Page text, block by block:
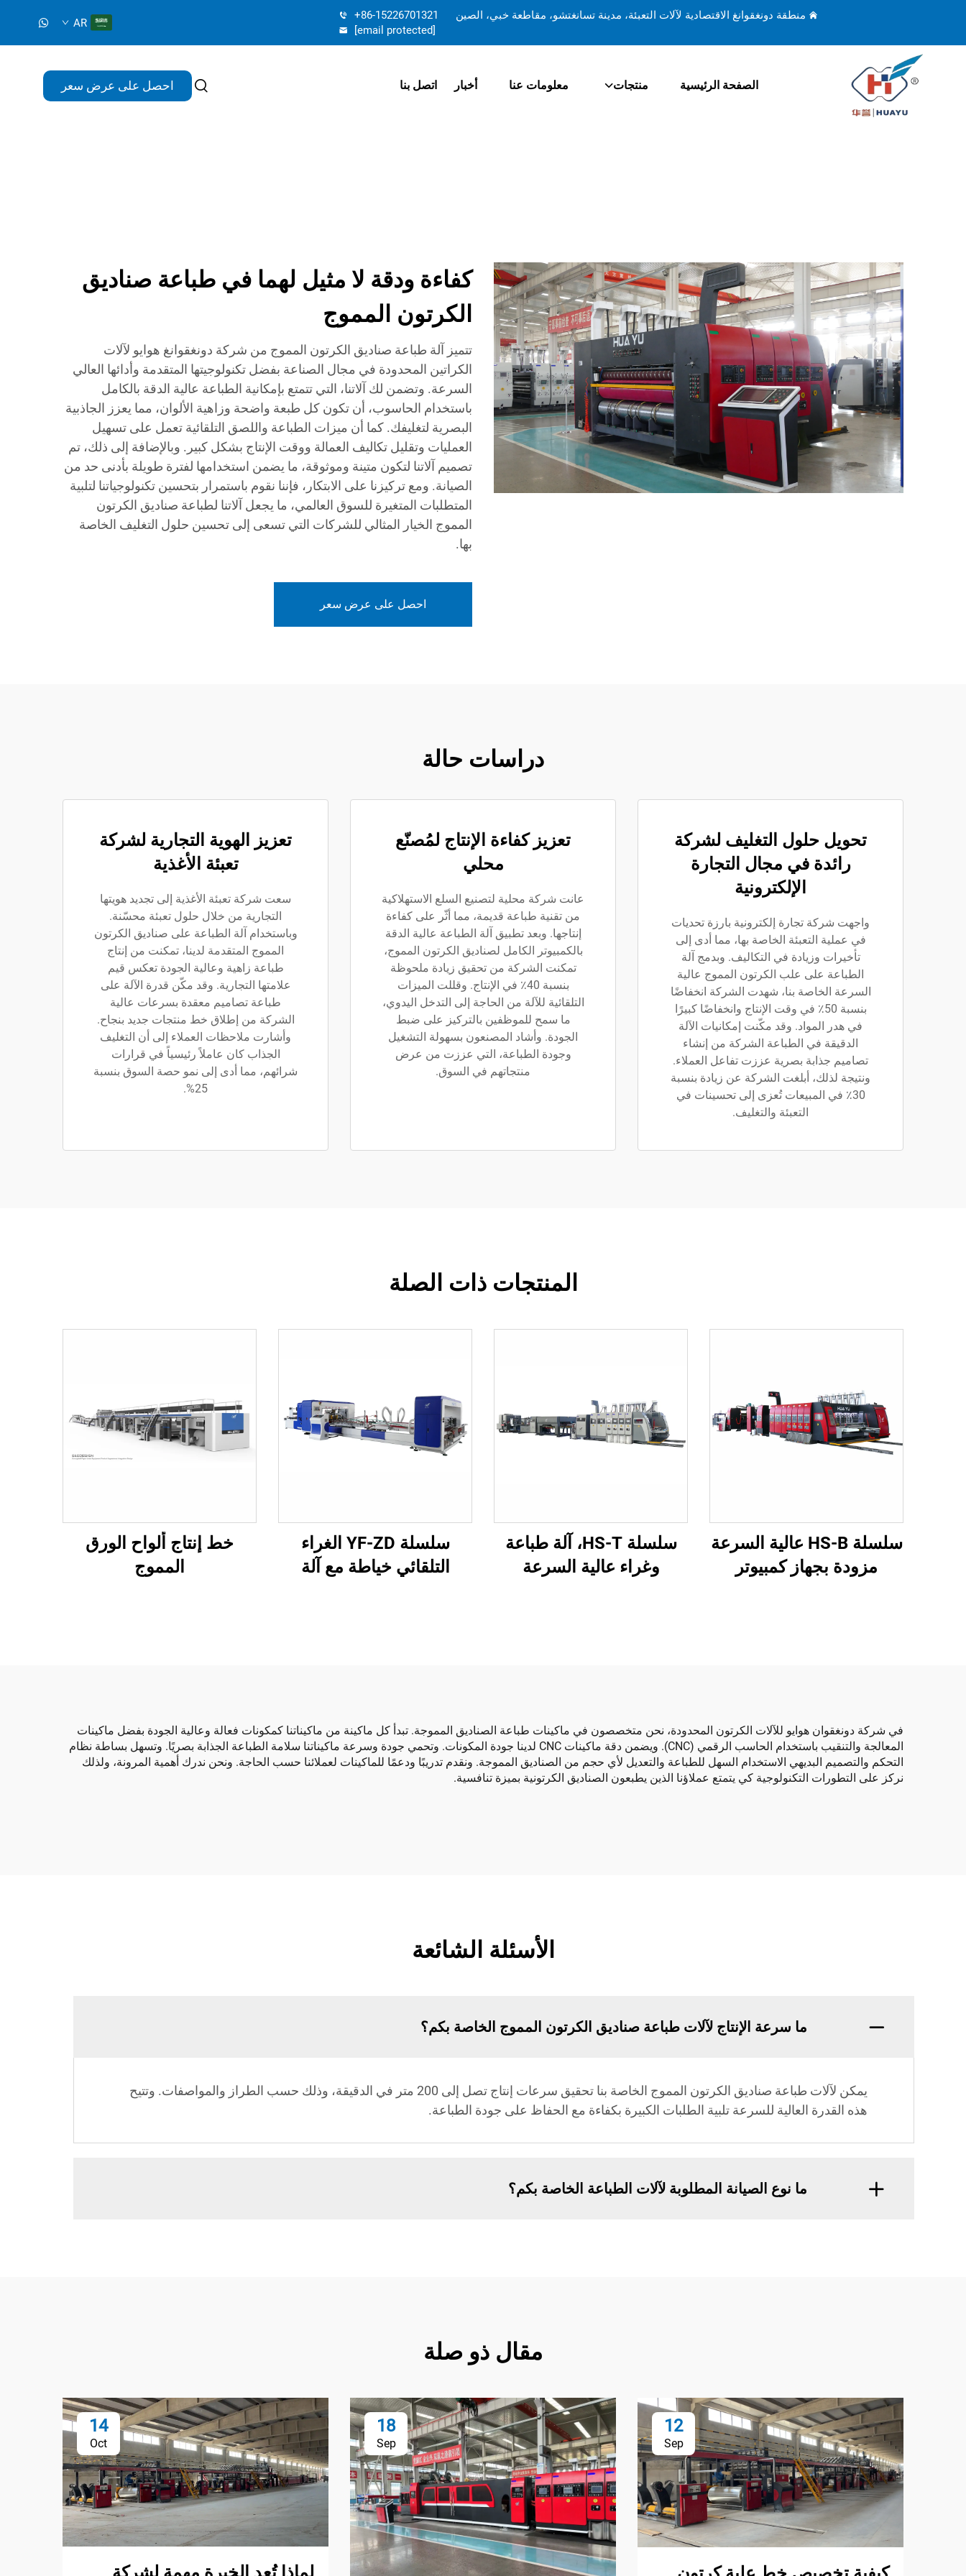
منطقة دونغقوانغ الاقتصادية لآلات التعبئة، مدينة تسانغتشو، مقاطعة خبي، الصين
+86-15226701321
[email protected]
AR
الصفحة الرئيسية منتجات معلومات عنا أخبار اتصل بنا احصل على عرض سعر
كفاءة ودقة لا مثيل لهما في طباعة صناديق
الكرتون المموج
تتميز آلة طباعة صناديق الكرتون المموج من شركة دونغقوانغ هوايو لآلات
الكراتين المحدودة في مجال الصناعة بفضل تكنولوجيتها المتقدمة وأدائها العالي
السرعة. وتضمن لك آلاتنا، التي تتمتع بإمكانية الطباعة عالية الدقة بالكامل
باستخدام الحاسوب، أن تكون كل طبعة واضحة وزاهية الألوان، مما يعزز الجاذبية
البصرية لتغليفك. كما أن ميزات الطباعة واللصق التلقائية تعمل على تسهيل
العمليات وتقليل تكاليف العمالة ووقت الإنتاج بشكل كبير. وبالإضافة إلى ذلك، تم
تصميم آلاتنا لتكون متينة وموثوقة، ما يضمن استخدامها لفترة طويلة بأدنى حد من
الصيانة. ومع تركيزنا على الابتكار، فإننا نقوم باستمرار بتحسين تكنولوجياتنا لتلبية
المتطلبات المتغيرة للسوق العالمي، ما يجعل آلاتنا لطباعة صناديق الكرتون
المموج الخيار المثالي للشركات التي تسعى إلى تحسين حلول التغليف الخاصة
بها.
احصل على عرض سعر
دراسات حالة
تحويل حلول التغليف لشركة
رائدة في مجال التجارة
الإلكترونية
واجهت شركة تجارة إلكترونية بارزة تحديات
في عملية التعبئة الخاصة بها، مما أدى إلى
تأخيرات وزيادة في التكاليف. وبدمج آلة
الطباعة على علب الكرتون المموج عالية
السرعة الخاصة بنا، شهدت الشركة انخفاضًا
بنسبة 50٪ في وقت الإنتاج وانخفاضًا كبيرًا
في هدر المواد. وقد مكّنت إمكانيات الآلة
الدقيقة في الطباعة الشركة من إنشاء
تصاميم جذابة بصرية عززت تفاعل العملاء.
ونتيجة لذلك، أبلغت الشركة عن زيادة بنسبة
30٪ في المبيعات تُعزى إلى تحسينات في
التعبئة والتغليف.
تعزيز كفاءة الإنتاج لمُصنّع
محلي
عانت شركة محلية لتصنيع السلع الاستهلاكية
من تقنية طباعة قديمة، مما أثّر على كفاءة
إنتاجها. وبعد تطبيق آلة الطباعة عالية الدقة
بالكمبيوتر الكامل لصناديق الكرتون المموج،
تمكنت الشركة من تحقيق زيادة ملحوظة
بنسبة 40٪ في الإنتاج. وقللت الميزات
التلقائية للآلة من الحاجة إلى التدخل اليدوي،
ما سمح للموظفين بالتركيز على ضبط
الجودة. وأشاد المصنعون بسهولة التشغيل
وجودة الطباعة، التي عززت من عرض
منتجاتهم في السوق.
تعزيز الهوية التجارية لشركة
تعبئة الأغذية
سعت شركة تعبئة الأغذية إلى تجديد هويتها
التجارية من خلال حلول تعبئة محسّنة.
وباستخدام آلة الطباعة على صناديق الكرتون
المموج المتقدمة لدينا، تمكنت من إنتاج
طباعة زاهية وعالية الجودة تعكس قيم
علامتها التجارية. وقد مكّن قدرة الآلة على
طباعة تصاميم معقدة بسرعات عالية
الشركة من إطلاق خط منتجات جديد بنجاح.
وأشارت ملاحظات العملاء إلى أن التغليف
الجذاب كان عاملاً رئيسياً في قرارات
شرائهم، مما أدى إلى نمو حصة السوق بنسبة
25%.
المنتجات ذات الصلة
سلسلة HS-B عالية السرعة
مزودة بجهاز كمبيوتر
سلسلة HS-T، آلة طباعة
وغراء عالية السرعة
سلسلة YF-ZD الغراء
التلقائي خياطة مع آلة
خط إنتاج ألواح الورق
المموج
في شركة دونغقوان هوايو للآلات الكرتون المحدودة، نحن متخصصون في ماكينات طباعة الصناديق المموجة. تبدأ كل ماكينة من ماكيناتنا كمكونات فعالة وعالية الجودة بفضل ماكينات
المعالجة والتنقيب باستخدام الحاسب الرقمي (CNC). ويضمن دقة ماكينات CNC لدينا جودة المكونات. وتحمي جودة وسرعة ماكيناتنا سلامة الطباعة الجذابة بصريًا. وتسهل بساطة نظام
التحكم والتصميم البديهي الاستخدام السهل للطباعة والتعديل لأي حجم من الصناديق المموجة. ونقدم تدريبًا ودعمًا للماكينات لعملائنا حسب الحاجة. ونحن ندرك أهمية المرونة، ولذلك
نركز على التطورات التكنولوجية كي يتمتع عملاؤنا الذين يطبعون الصناديق الكرتونية بميزة تنافسية.
الأسئلة الشائعة
ما سرعة الإنتاج لآلات طباعة صناديق الكرتون المموج الخاصة بكم؟
يمكن لآلات طباعة صناديق الكرتون المموج الخاصة بنا تحقيق سرعات إنتاج تصل إلى 200 متر في الدقيقة، وذلك حسب الطراز والمواصفات. وتتيح
هذه القدرة العالية للسرعة تلبية الطلبات الكبيرة بكفاءة مع الحفاظ على جودة الطباعة.
ما نوع الصيانة المطلوبة لآلات الطباعة الخاصة بكم؟
مقال ذو صلة
12
Sep
18
Sep
14
Oct